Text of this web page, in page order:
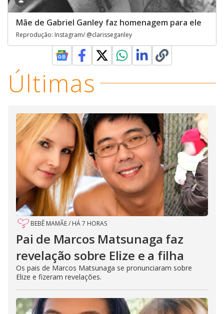
Mãe de Gabriel Ganley faz homenagem para ele
Reprodução: Instagram/ @clarisseganley
Últimas
BEBÊ MAMÃE/ HÁ 7 HORAS
Pai de Marcos Matsunaga faz
revelação sobre Elize e a filha
Os pais de Marcos Matsunaga se pronunciaram sobre
Elize e fizeram revelações.